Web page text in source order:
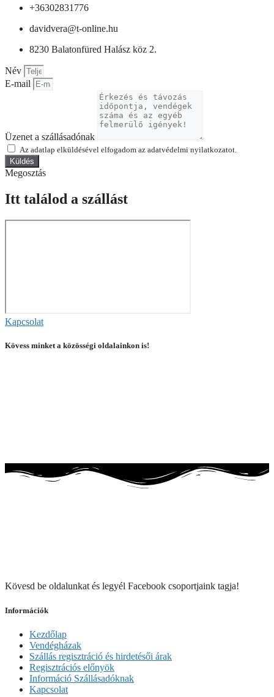
+36302831776
davidvera@t-online.hu
8230 Balatonfüred Halász köz 2.
Név
E-mail
Üzenet a szállásadónak
Az adatlap elküldésével elfogadom az adatvédelmi nyilatkozatot.
Küldés
Megosztás
Itt találod a szállást
Kapcsolat
Kövess minket a közösségi oldalainkon is!
Kövesd be oldalunkat és legyél Facebook csoportjaink tagja!
Információk
Kezdőlap
Vendégházak
Szállás regisztráció és hirdetésői árak
Regisztrációs előnyök
Információ Szállásadóknak
Kapcsolat